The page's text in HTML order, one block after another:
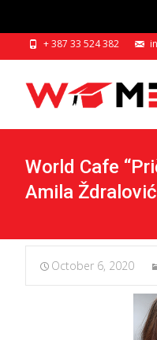
+ 387 33 524 382
World Cafe
Amila Ždralović
October 6, 2020